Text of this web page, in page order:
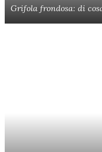
Grifola frondosa: di